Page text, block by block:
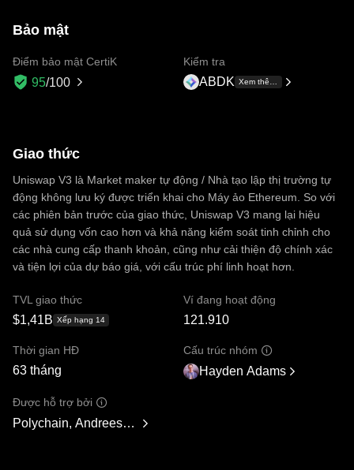
Bảo mật
Điểm bảo mật CertiK
95/100
Kiểm tra
ABDK Xem thêm +1
Giao thức
Uniswap V3 là Market maker tự động / Nhà tạo lập thị trường tự
động không lưu ký được triển khai cho Máy ảo Ethereum. So với
các phiên bản trước của giao thức, Uniswap V3 mang lại hiệu
quả sử dụng vốn cao hơn và khả năng kiểm soát tinh chỉnh cho
các nhà cung cấp thanh khoản, cũng như cải thiện độ chính xác
và tiện lợi của dự báo giá, với cấu trúc phí linh hoạt hơn.
TVL giao thức
$1,41B Xếp hạng 14
Ví đang hoạt động
121.910
Thời gian HĐ
63 tháng
Cấu trúc nhóm
Hayden Adams
Được hỗ trợ bởi
Polychain, Andreessen Horowitz, Paradigm, Variant Fund,